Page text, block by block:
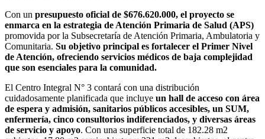
Con un presupuesto oficial de $676.620.000, el proyecto se
enmarca en la estrategia de Atención Primaria de Salud (APS)
promovida por la Subsecretaría de Atención Primaria, Ambulatoria y
Comunitaria. Su objetivo principal es fortalecer el Primer Nivel
de Atención, ofreciendo servicios médicos de baja complejidad
que son esenciales para la comunidad.
El Centro Integral N° 3 contará con una distribución
cuidadosamente planificada que incluye un hall de acceso con área
de espera y admisión, sanitarios públicos accesibles, un SUM,
enfermería, cinco consultorios indiferenciados, y diversas áreas
de servicio y apoyo. Con una superficie total de 182.28 m2